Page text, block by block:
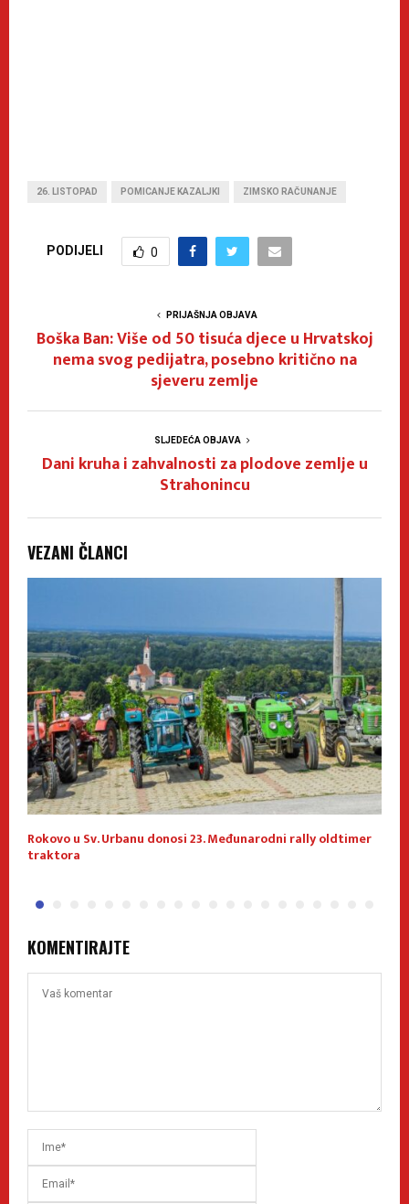
26. LISTOPAD POMICANJE KAZALJKI ZIMSKO RAČUNANJE
PODIJELI 0
PRIJAŠNJA OBJAVA
Boška Ban: Više od 50 tisuća djece u Hrvatskoj
nema svog pedijatra, posebno kritično na
sjeveru zemlje
SLJEDEĆA OBJAVA
Dani kruha i zahvalnosti za plodove zemlje u
Strahonincu
VEZANI ČLANCI
Rokovo u Sv. Urbanu donosi 23. Međunarodni rally oldtimer
traktora
KOMENTIRAJTE